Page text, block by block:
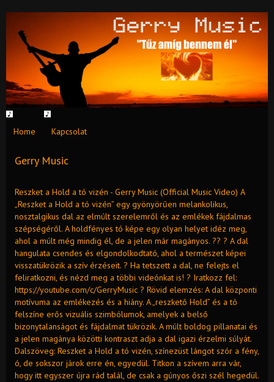
Home Kapcsolat
Gerry Music
Reszket a Hold a tó vizén - Gerry Music (Official Music Video) A
„Reszket a Hold a tó vizén” egy gyönyörűen melankolikus,
nosztalgikus dal az elmúlt szerelemről és az emlékek fájdalmas
szépségéről. A holdfényes tó képe egy olyan helyet idéz meg,
ahol a múlt még mindig él, de a jelen már magányos. ?? ? A dal
hangulata csendes és elgondolkodtató, ahol a természet képei
visszatükrözik a szív érzéseit. ? Ha tetszett a dal, ne felejts el
feliratkozni, és nézd meg a többi videónkat is! ? Iratkozz fel:
https://youtube.com/c/GerryMusic ? Rövid elemzés: A dal központi
motívuma az emlékezés és a hiány. A „reszkető Hold” és a tó
felszíne erős vizuális szimbólumok, amelyek a belső
bizonytalanságot és fájdalmat tükrözik. A múlt boldog pillanatai és
a jelen magánya közötti kontraszt adja a dal igazi érzelmi súlyát.
Dalszöveg: Reszket a Hold a tó vizén, színezüst lángot szór a fény,
ó, de sokszor járok erre én, egyedül. Titkon a szívem arra vár,
hogy itt egyszer újra rád talál, de csak a gúnyos őszi szél hegedül.